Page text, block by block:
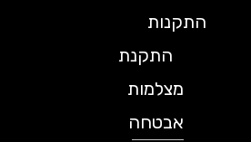
התקנות
התקנת
מצלמות
אבטחה